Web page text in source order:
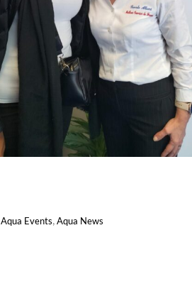
Aqua Events Aqua News